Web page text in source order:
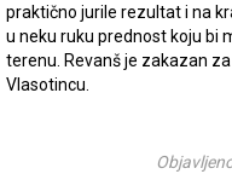
praktično jurile rezultat i na
u neku ruku prednost koju bi
terenu. Revanš je zakazan za
Vlasotincu.